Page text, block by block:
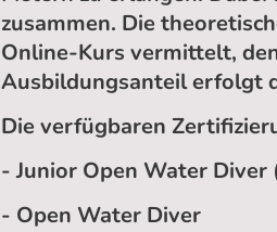
zusammen. Die
Online-Kurs vermittelt,
Ausbildungsanteil erfolgt
Die verfügbaren
- Junior Open Water Diver
- Open Water Diver